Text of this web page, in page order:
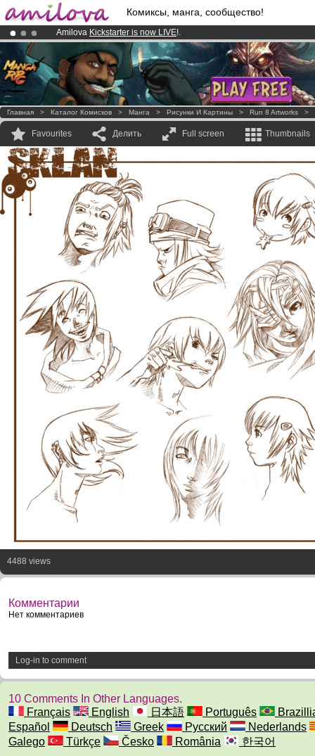
Комиксы, манга, сообщество!
Amilova Kickstarter is now LIVE!.
Already 100000membersand 1000comics & mangas!.
Premium membership from3.95 euros per month !Get membership
Главная > Каталог Комисков > Манга > Рисунки И Картины > Run 8 Artworks >
Favourites Делить Full screen Thumbnails
4488 views
Комментарии
Нет комментариев
Log-in to comment
10 Comments In Other Languages.
Français
English 日本語 Português
Español
Deutsch Greek Русский
Nederlands
Galego
Türkçe Česko România 한국어